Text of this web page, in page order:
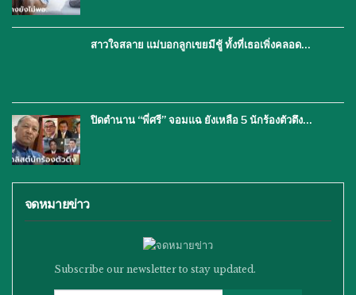
สาวใจสลาย แม่บอกลูกเขยมีชู้ ทั้งที่เธอเพิ่งคลอด…
ปิดตำนาน “พี่ศรี” จอมแฉ ยังเหลือ 5 นักร้องตัวตึง…
จดหมายข่าว
Subscribe our newsletter to stay updated.